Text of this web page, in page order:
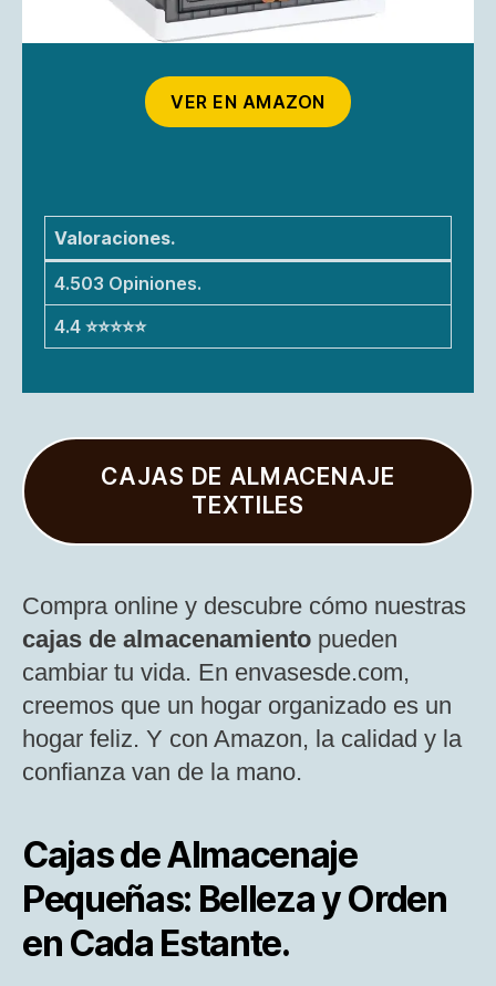
VER EN AMAZON
Valoraciones.
4.503 Opiniones.
4.4 ⭐⭐⭐⭐⭐
CAJAS DE ALMACENAJE
TEXTILES
Compra online y descubre cómo nuestras
cajas de almacenamiento pueden
cambiar tu vida. En envasesde.com,
creemos que un hogar organizado es un
hogar feliz. Y con Amazon, la calidad y la
confianza van de la mano.
Cajas de Almacenaje
Pequeñas: Belleza y Orden
en Cada Estante.